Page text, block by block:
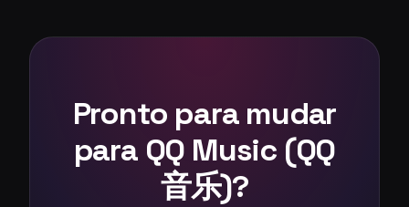
Pronto para mudar
para QQ Music (QQ
音乐)?